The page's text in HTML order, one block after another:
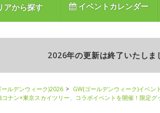
アから探す イベントカレンダー
2026年の更新は終了いたしま
ールデンウィーク)2026 GW(ゴールデンウィーク)イベン
コナン×東京スカイツリー、コラボイベントを開催！限定